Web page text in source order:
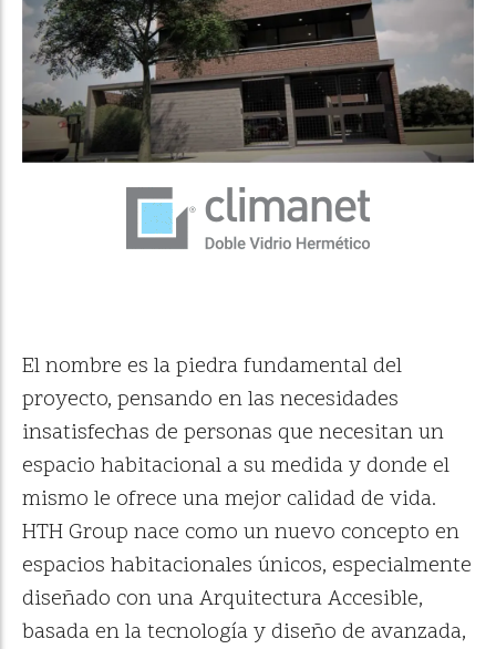
El nombre es la piedra fundamental del
proyecto, pensando en las necesidades
insatisfechas de personas que necesitan un
espacio habitacional a su medida y donde el
mismo le ofrece una mejor calidad de vida.
HTH Group nace como un nuevo concepto en
espacios habitacionales únicos, especialmente
diseñado con una Arquitectura Accesible,
basada en la tecnología y diseño de avanzada,